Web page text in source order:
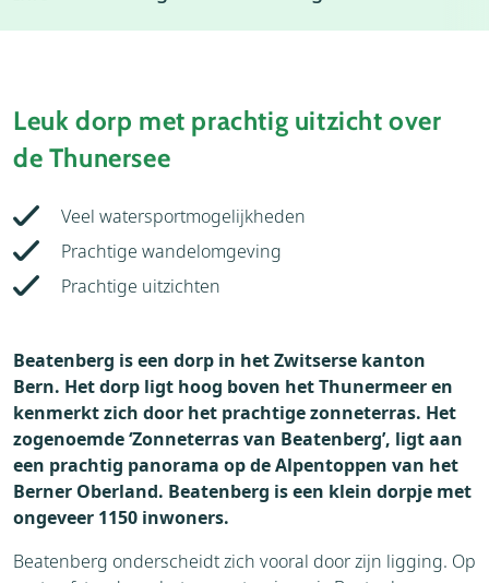
Thema's
Leuk dorp met prachtig uitzicht over
de Thunersee
Veel watersportmogelijkheden
Prachtige wandelomgeving
Prachtige uitzichten
Beatenberg is een dorp in het Zwitserse kanton
Bern. Het dorp ligt hoog boven het Thunermeer en
kenmerkt zich door het prachtige zonneterras. Het
zogenoemde ‘Zonneterras van Beatenberg’, ligt aan
een prachtig panorama op de Alpentoppen van het
Berner Oberland. Beatenberg is een klein dorpje met
ongeveer 1150 inwoners.
Beatenberg onderscheidt zich vooral door zijn ligging. Op